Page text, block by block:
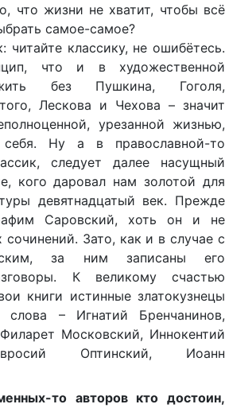
что жизни не хватит, чтобы всё
самое-самое?
читайте классику, не ошибётесь.
что и в художественной
без Пушкина, Гоголя,
Лескова и Чехова – значит
урезанной жизнью,
себя. Ну а в православной-то
следует далее насущный
кого даровал нам золотой для
девятнадцатый век. Прежде
Саровский, хоть он и не
Зато, как и в случае с
за ним записаны его
К великому счастью
книги истинные златокузнецы
слова – Игнатий Бренчанинов,
Московский, Иннокентий
Оптинский, Иоанн
то авторов кто достоин,